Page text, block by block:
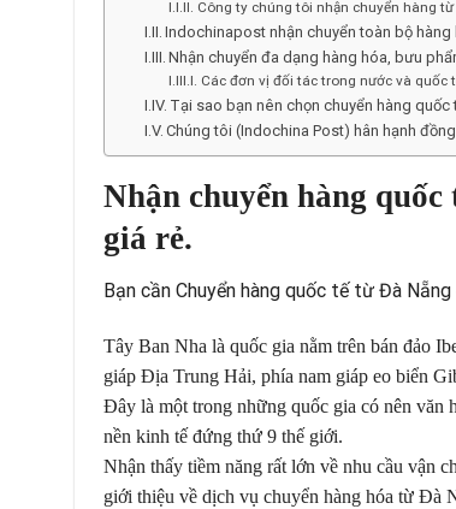
Công ty chúng tôi nhận chuyển hàng
Indochinapost nhận chuyển toàn bộ
Nhận chuyển đa dạng hàng hóa, bưu
Các đơn vị đối tác trong nước và quốc
Tại sao bạn nên chọn chuyển hàng
Chúng tôi (Indochina Post) hân hạnh
Nhận chuyển hàng
giá rẻ.
Bạn cần Chuyển hàng quốc tế từ Đà
Tây Ban Nha là quốc gia nằm trên bán đảo
giáp Địa Trung Hải, phía nam giáp eo biển
Đây là một trong những quốc gia có nên văn
nền kinh tế đứng thứ 9 thế giới.
Nhận thấy tiềm năng rất lớn về nhu cầu vận
giới thiệu về dịch vụ chuyển hàng hóa từ Đà